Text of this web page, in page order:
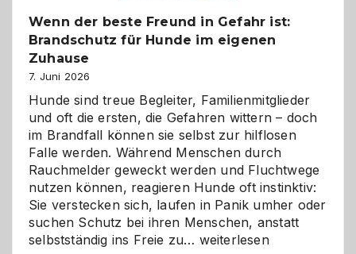
Wenn der beste Freund in Gefahr ist:
Brandschutz für Hunde im eigenen
Zuhause
7. Juni 2026
Hunde sind treue Begleiter, Familienmitglieder
und oft die ersten, die Gefahren wittern – doch
im Brandfall können sie selbst zur hilflosen
Falle werden. Während Menschen durch
Rauchmelder geweckt werden und Fluchtwege
nutzen können, reagieren Hunde oft instinktiv:
Sie verstecken sich, laufen in Panik umher oder
suchen Schutz bei ihren Menschen, anstatt
selbstständig ins Freie zu… Wenn
weiterlesen